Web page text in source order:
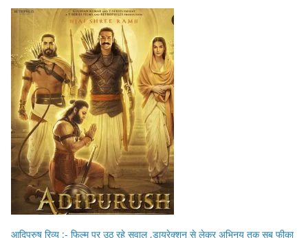
आदिपुरुष रिव्यु :- फिल्म पर उठ रहे सवाल ,डायरेक्शन से लेकर अभिनय तक सब फीका